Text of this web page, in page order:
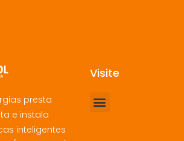
presta
e instala
inteligentes
Visite